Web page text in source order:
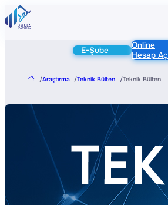
E-Şube
Online
Hesap Aç
/Araştırma /Teknik Bülten /Teknik Bülten